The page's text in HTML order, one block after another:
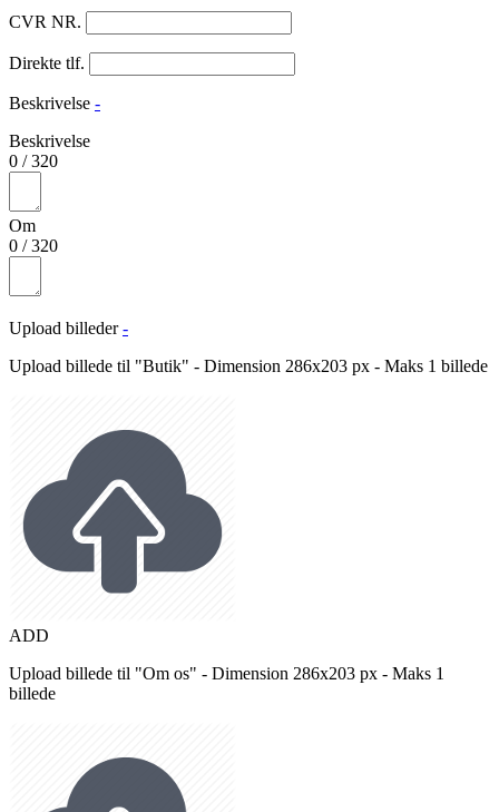
CVR NR.
Direkte tlf.
Beskrivelse -
Beskrivelse
0 /320
Om
0 /320
Upload billeder -
Upload billede til "Butik" - Dimension 286x203 px - Maks 1 billede
ADD
Upload billede til "Om os" - Dimension 286x203 px - Maks 1
billede